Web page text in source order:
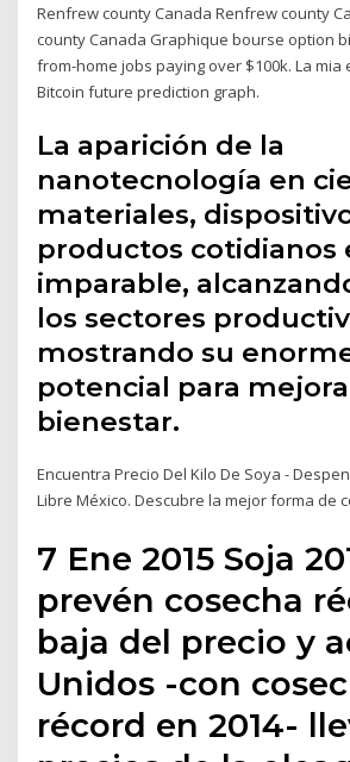
Renfrew county Canada Renfrew county
county Canada Graphique bourse option
from-home jobs paying over $100k. La
Bitcoin future prediction graph.
La aparición de la
nanotecnología en
materiales,
productos cotidianos
imparable,
los sectores
mostrando su
potencial para
bienestar.
Encuentra Precio Del Kilo De Soya -
Libre México. Descubre la mejor forma de
7 Ene 2015 Soja
prevén cosecha
baja del precio y
Unidos -con
récord en 2014-